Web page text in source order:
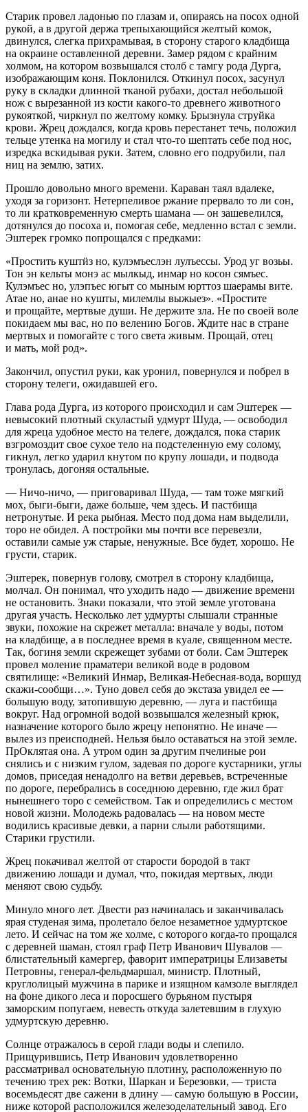
Старик провел ладонью по глазам и, опираясь на посох одной
рукой, а в другой держа трепыхающийся желтый комок,
двинулся, слегка прихрамывая, в сторону старого кладбища
на окраине оставленной деревни. Замер рядом с крайним
холмом, на котором возвышался столб с тамгу рода Дурга,
изображающим коня. Поклонился. Откинул посох, засунул
руку в складки длинной тканой рубахи, достал небольшой
нож с вырезанной из кости какого-то древнего животного
рукояткой, чиркнул по желтому комку. Брызнула струйка
крови. Жрец дождался, когда кровь перестанет течь, положил
тельце утенка на могилу и стал что-то шептать себе под нос,
изредка вскидывая руки. Затем, словно его подрубили, пал
ниц на землю, затих.
Прошло довольно много времени. Караван таял вдалеке,
уходя за горизонт. Нетерпеливое ржание прервало то ли сон,
то ли кратковременную смерть шамана — он зашевелился,
дотянулся до посоха и, помогая себе, медленно встал с земли.
Эштерек громко попрощался с предками:
«Простить куштӥз но, кулэмъеслэн лулъессы. Урод уг возьы.
Тон эн кельты монэ ас мылкыд, инмар но косон сямъес.
Кулэмъес но, улэпъес югыт со мыным юрттоз шаерамы вите.
Атае но, анае но кушты, милемлы выжыез». «Простите
и прощайте, мертвые души. Не держите зла. Не по своей воле
покидаем мы вас, но по велению Богов. Ждите нас в стране
мертвых и помогайте с того света живым. Прощай, отец
и мать, мой род».
Закончил, опустил руки, как уронил, повернулся и побрел в
сторону телеги, ожидавшей его.
Глава рода Дурга, из которого происходил и сам Эштерек —
невысокий плотный скуластый удмурт Шуда, — освободил
для жреца удобное место на телеге, дождался, пока старик
взгромоздит свое сухое тело на подстеленную ему солому,
гикнул, легко ударил кнутом по крупу лошади, и подвода
тронулась, догоняя остальные.
— Ничо-ничо, — приговаривал Шуда, — там тоже мягкий
мох, быги-быги, даже больше, чем здесь. И пастбища
нетронутые. И река рыбная. Место под дома нам выделили,
торо не обидел. А постройки мы почти все перевезли,
оставили самые уж старые, ненужные. Все будет, хорошо. Не
грусти, старик.
Эштерек, повернув голову, смотрел в сторону кладбища,
молчал. Он понимал, что уходить надо — движение времени
не остановить. Знаки показали, что этой земле уготована
другая участь. Несколько лет удмурты слышали странные
звуки, похожие на скрежет металла: вначале у воды, потом
на кладбище, а в последнее время в куале, священном месте.
Так, богиня земли скрежещет зубами от боли. Сам Эштерек
провел моление праматери великой воде в родовом
святилище: «Великий Инмар, Великая-Небесная-вода, воршуд
скажи-сообщи…». Туно довел себя до экстаза увидел ее —
большую воду, затопившую деревню, — луга и пастбища
вокруг. Над огромной водой возвышался железный крюк,
назначение которого было жрецу непонятно. Не иначе —
вылез из преисподней. Нельзя было оставаться на этой земле.
ПрОклятая она. А утром один за другим пчелиные рои
снялись и с низким гулом, задевая по дороге кустарники, углы
домов, приседая ненадолго на ветви деревьев, встреченные
по дороге, перебрались в соседнюю деревню, где жил брат
нынешнего торо с семейством. Так и определились с местом
новой жизни. Молодежь радовалась — на новом месте
водились красивые девки, а парни слыли работящими.
Старики грустили.
Жрец покачивал желтой от старости бородой в такт
движению лошади и думал, что, покидая мертвых, люди
меняют свою судьбу.
Минуло много лет. Двести раз начиналась и заканчивалась
ярая студеная зима, пролетало белое незаметное удмуртское
лето. И сейчас на том же холме, с которого когда-то прощался
с деревней шаман, стоял граф Петр Иванович Шувалов —
блистательный камергер, фаворит императрицы Елизаветы
Петровны, генерал-фельдмаршал, министр. Плотный,
круглолицый мужчина в парике и изящном камзоле выглядел
на фоне дикого леса и поросшего бурьяном пустыря
заморским попугаем, невесть откуда залетевшим в глухую
удмуртскую деревню.
Солнце отражалось в серой глади воды и слепило.
Прищурившись, Петр Иванович удовлетворенно
рассматривал основательную плотину, расположенную по
течению трех рек: Вотки, Шаркан и Березовки, — триста
восемьдесят две сажени в длину — самую большую в России,
ниже которой расположился железоделательный завод. Его